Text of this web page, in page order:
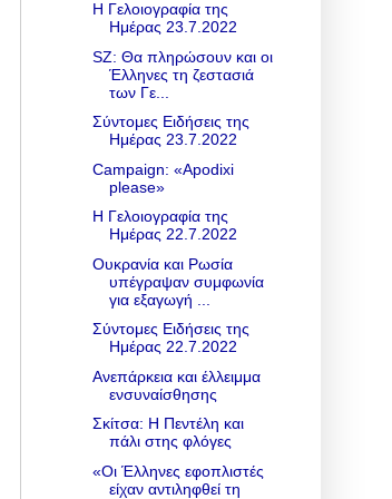
Η Γελοιογραφία της
Ημέρας 23.7.2022
SZ: Θα πληρώσουν και οι
Έλληνες τη ζεστασιά
των Γε...
Σύντομες Ειδήσεις της
Ημέρας 23.7.2022
Campaign: «Apodixi
please»
Η Γελοιογραφία της
Ημέρας 22.7.2022
Ουκρανία και Ρωσία
υπέγραψαν συμφωνία
για εξαγωγή ...
Σύντομες Ειδήσεις της
Ημέρας 22.7.2022
Ανεπάρκεια και έλλειμμα
ενσυναίσθησης
Σκίτσα: Η Πεντέλη και
πάλι στης φλόγες
«Οι Έλληνες εφοπλιστές
είχαν αντιληφθεί τη